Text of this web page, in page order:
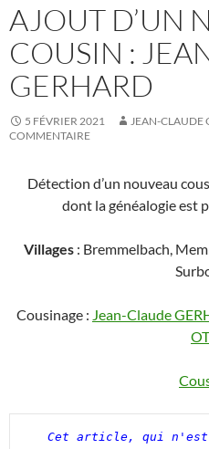
AJOUT D’UN
COUSIN :
GERHARD
5 FÉVRIER 2021 JEAN-CLAUDE
COMMENTAIRE
Détection d’un nouveau
dont la généalogie est
Villages : Bremmelbach,
Cousinage : Jean-Claude
Cet article, qui